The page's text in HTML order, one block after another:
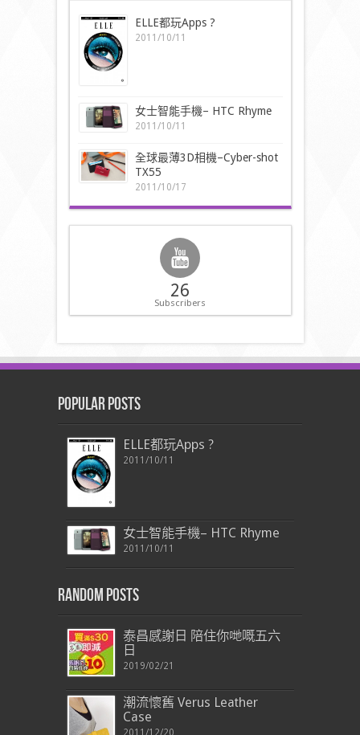
ELLE都玩Apps ?
2011/10/11
女士智能手機– HTC Rhyme
2011/10/11
全球最薄3D相機–Cyber-shot
TX55
2011/10/17
26
Subscribers
Popular Posts
ELLE都玩Apps ?
2011/10/11
女士智能手機– HTC Rhyme
2011/10/11
Random Posts
泰昌感謝日 陪住你哋嘅五六
日
2019/02/21
潮流懷舊 Verus Leather
Case
2011/12/20